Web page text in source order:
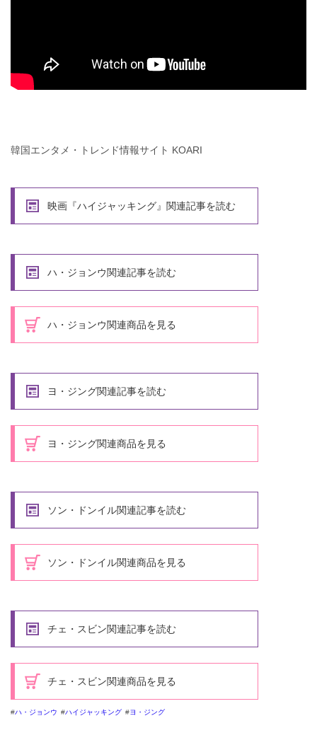
韓国エンタメ・トレンド情報サイト KOARI
映画『ハイジャッキング』関連記事を読む
ハ・ジョンウ関連記事を読む
ハ・ジョンウ関連商品を見る
ヨ・ジング関連記事を読む
ヨ・ジング関連商品を見る
ソン・ドンイル関連記事を読む
ソン・ドンイル関連商品を見る
チェ・スビン関連記事を読む
チェ・スビン関連商品を見る
ハ・ジョンウ ハイジャッキング ヨ・ジング